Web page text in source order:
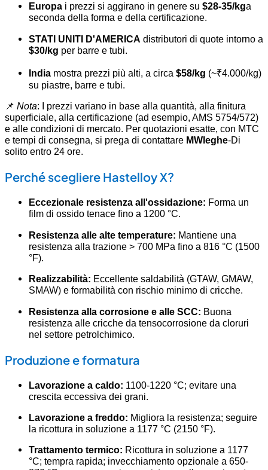
Europa i prezzi si aggirano in genere su $28-35/kga
seconda della forma e della certificazione.
STATI UNITI D'AMERICA distributori di quote intorno a
$30/kg per barre e tubi.
India mostra prezzi più alti, a circa $58/kg (~₹4.000/kg)
su piastre, barre e tubi.
📌 Nota: I prezzi variano in base alla quantità, alla finitura
superficiale, alla certificazione (ad esempio, AMS 5754/572)
e alle condizioni di mercato. Per quotazioni esatte, con MTC
e tempi di consegna, si prega di contattare MWleghe-Di
solito entro 24 ore.
Perché scegliere Hastelloy X?
Eccezionale resistenza all'ossidazione: Forma un
film di ossido tenace fino a 1200 °C.
Resistenza alle alte temperature: Mantiene una
resistenza alla trazione > 700 MPa fino a 816 °C (1500
°F).
Realizzabilità: Eccellente saldabilità (GTAW, GMAW,
SMAW) e formabilità con rischio minimo di cricche.
Resistenza alla corrosione e alle SCC: Buona
resistenza alle cricche da tensocorrosione da cloruri
nel settore petrolchimico.
Produzione e formatura
Lavorazione a caldo: 1100-1220 °C; evitare una
crescita eccessiva dei grani.
Lavorazione a freddo: Migliora la resistenza; seguire
la ricottura in soluzione a 1177 °C (2150 °F).
Trattamento termico: Ricottura in soluzione a 1177
°C; tempra rapida; invecchiamento opzionale a 650-